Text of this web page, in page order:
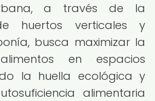
a través de la
huertos verticales y
busca maximizar la
en espacios
la huella ecológica y
alimentaria